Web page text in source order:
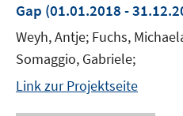
Gap (01.01.2018 -
Weyh, Antje; Fuchs,
Somaggio, Gabriele;
Link zur Projektseite